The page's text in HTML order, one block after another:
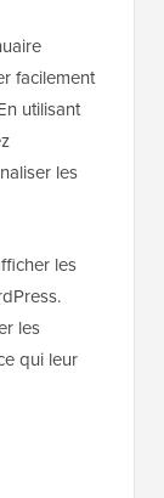
facilement
utilisant
les
les
les
qui leur